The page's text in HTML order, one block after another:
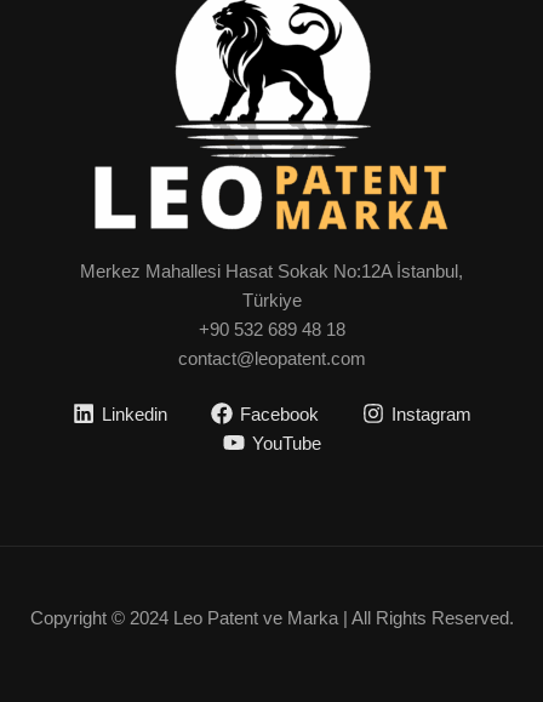
Merkez Mahallesi Hasat Sokak No:12A İstanbul,
Türkiye
+90 532 689 48 18
contact@leopatent.com
Linkedin Facebook
Instagram
YouTube
Copyright © 2024 Leo Patent ve Marka | All Rights Reserved.